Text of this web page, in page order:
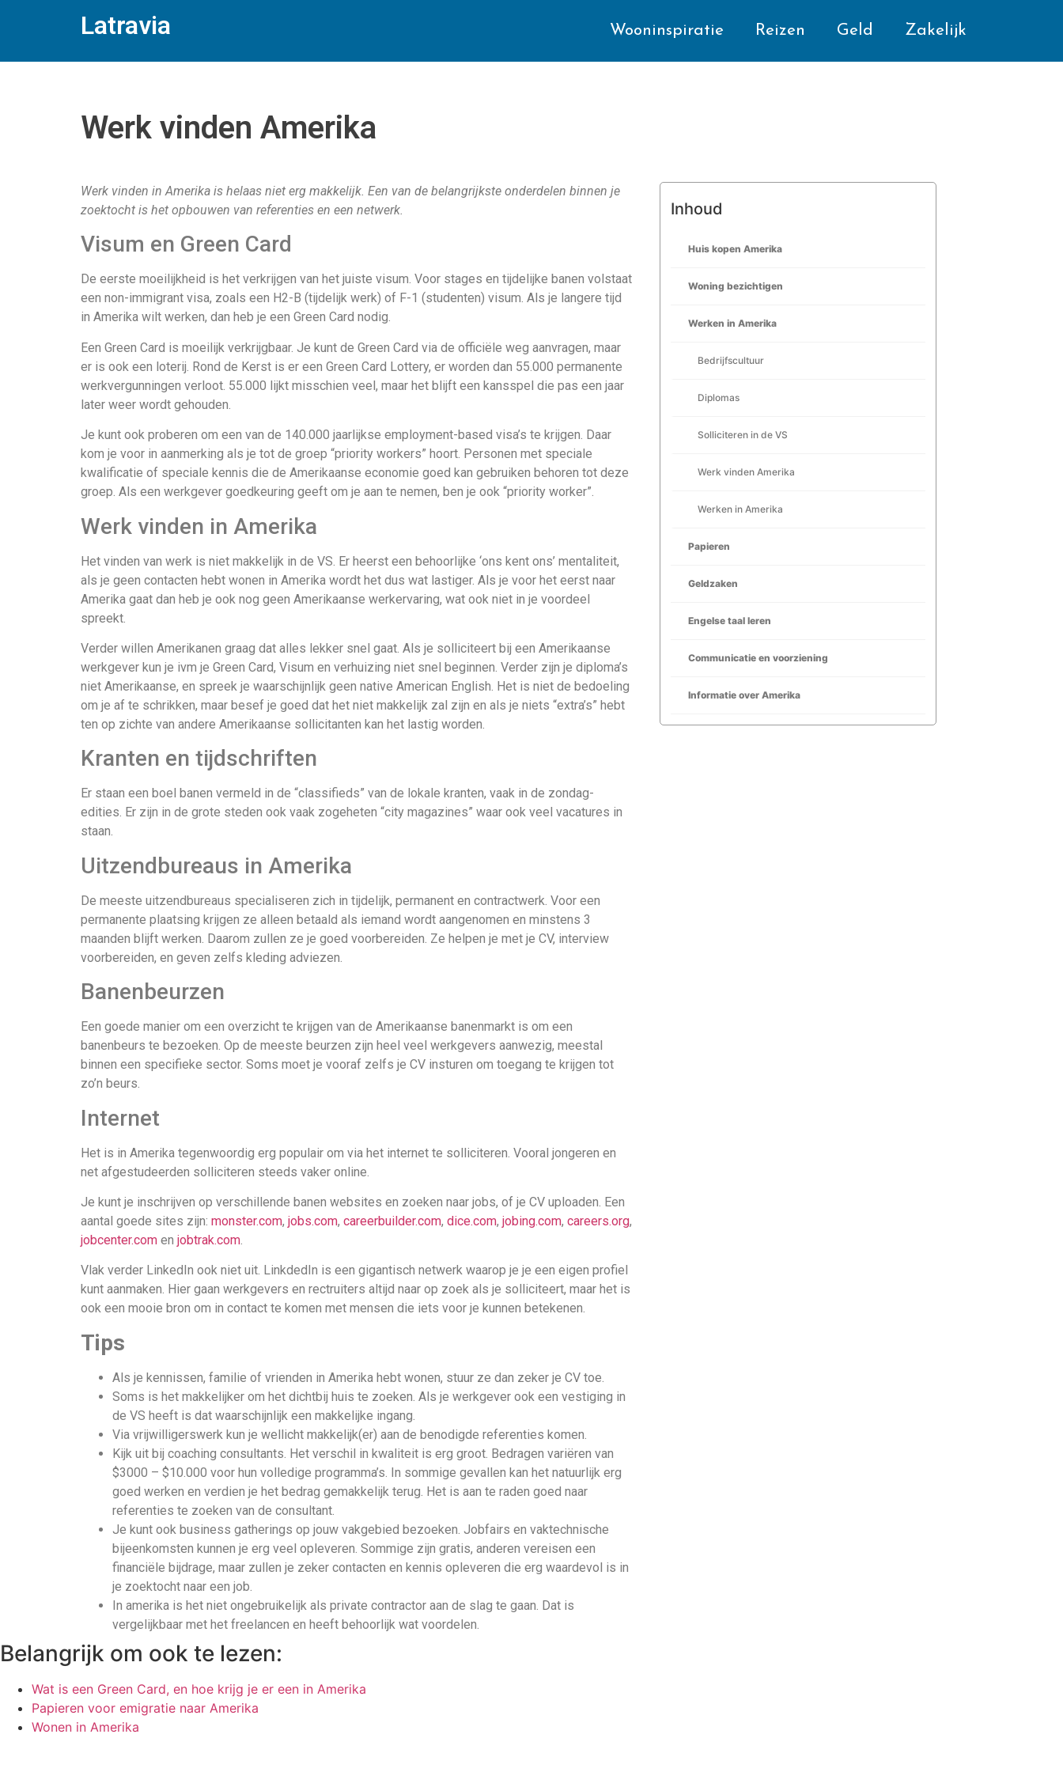
Latravia Wooninspiratie Reizen Geld Zakelijk
Werk vinden Amerika
Werk vinden in Amerika is helaas niet erg makkelijk. Een van de belangrijkste onderdelen binnen je
zoektocht is het opbouwen van referenties en een netwerk.
Visum en Green Card
De eerste moeilijkheid is het verkrijgen van het juiste visum. Voor stages en tijdelijke banen volstaat
een non-immigrant visa, zoals een H2-B (tijdelijk werk) of F-1 (studenten) visum. Als je langere tijd
in Amerika wilt werken, dan heb je een Green Card nodig.
Een Green Card is moeilijk verkrijgbaar. Je kunt de Green Card via de officiële weg aanvragen, maar
er is ook een loterij. Rond de Kerst is er een Green Card Lottery, er worden dan 55.000 permanente
werkvergunningen verloot. 55.000 lijkt misschien veel, maar het blijft een kansspel die pas een jaar
later weer wordt gehouden.
Je kunt ook proberen om een van de 140.000 jaarlijkse employment-based visa’s te krijgen. Daar
kom je voor in aanmerking als je tot de groep “priority workers” hoort. Personen met speciale
kwalificatie of speciale kennis die de Amerikaanse economie goed kan gebruiken behoren tot deze
groep. Als een werkgever goedkeuring geeft om je aan te nemen, ben je ook “priority worker”.
Werk vinden in Amerika
Het vinden van werk is niet makkelijk in de VS. Er heerst een behoorlijke ‘ons kent ons’ mentaliteit,
als je geen contacten hebt wonen in Amerika wordt het dus wat lastiger. Als je voor het eerst naar
Amerika gaat dan heb je ook nog geen Amerikaanse werkervaring, wat ook niet in je voordeel
spreekt.
Verder willen Amerikanen graag dat alles lekker snel gaat. Als je solliciteert bij een Amerikaanse
werkgever kun je ivm je Green Card, Visum en verhuizing niet snel beginnen. Verder zijn je diploma’s
niet Amerikaanse, en spreek je waarschijnlijk geen native American English. Het is niet de bedoeling
om je af te schrikken, maar besef je goed dat het niet makkelijk zal zijn en als je niets “extra’s” hebt
ten op zichte van andere Amerikaanse sollicitanten kan het lastig worden.
Kranten en tijdschriften
Er staan een boel banen vermeld in de “classifieds” van de lokale kranten, vaak in de zondag-
edities. Er zijn in de grote steden ook vaak zogeheten “city magazines” waar ook veel vacatures in
staan.
Uitzendbureaus in Amerika
De meeste uitzendbureaus specialiseren zich in tijdelijk, permanent en contractwerk. Voor een
permanente plaatsing krijgen ze alleen betaald als iemand wordt aangenomen en minstens 3
maanden blijft werken. Daarom zullen ze je goed voorbereiden. Ze helpen je met je CV, interview
voorbereiden, en geven zelfs kleding adviezen.
Banenbeurzen
Een goede manier om een overzicht te krijgen van de Amerikaanse banenmarkt is om een
banenbeurs te bezoeken. Op de meeste beurzen zijn heel veel werkgevers aanwezig, meestal
binnen een specifieke sector. Soms moet je vooraf zelfs je CV insturen om toegang te krijgen tot
zo’n beurs.
Internet
Het is in Amerika tegenwoordig erg populair om via het internet te solliciteren. Vooral jongeren en
net afgestudeerden solliciteren steeds vaker online.
Je kunt je inschrijven op verschillende banen websites en zoeken naar jobs, of je CV uploaden. Een
aantal goede sites zijn: monster.com, jobs.com, careerbuilder.com, dice.com, jobing.com, careers.org,
jobcenter.com en jobtrak.com.
Vlak verder LinkedIn ook niet uit. LinkdedIn is een gigantisch netwerk waarop je je een eigen profiel
kunt aanmaken. Hier gaan werkgevers en rectruiters altijd naar op zoek als je solliciteert, maar het is
ook een mooie bron om in contact te komen met mensen die iets voor je kunnen betekenen.
Tips
Als je kennissen, familie of vrienden in Amerika hebt wonen, stuur ze dan zeker je CV toe.
Soms is het makkelijker om het dichtbij huis te zoeken. Als je werkgever ook een vestiging in
de VS heeft is dat waarschijnlijk een makkelijke ingang.
Via vrijwilligerswerk kun je wellicht makkelijk(er) aan de benodigde referenties komen.
Kijk uit bij coaching consultants. Het verschil in kwaliteit is erg groot. Bedragen variëren van
$3000 – $10.000 voor hun volledige programma’s. In sommige gevallen kan het natuurlijk erg
goed werken en verdien je het bedrag gemakkelijk terug. Het is aan te raden goed naar
referenties te zoeken van de consultant.
Je kunt ook business gatherings op jouw vakgebied bezoeken. Jobfairs en vaktechnische
bijeenkomsten kunnen je erg veel opleveren. Sommige zijn gratis, anderen vereisen een
financiële bijdrage, maar zullen je zeker contacten en kennis opleveren die erg waardevol is in
je zoektocht naar een job.
In amerika is het niet ongebruikelijk als private contractor aan de slag te gaan. Dat is
vergelijkbaar met het freelancen en heeft behoorlijk wat voordelen.
Inhoud
Huis kopen Amerika
Woning bezichtigen
Werken in Amerika
Bedrijfscultuur
Diplomas
Solliciteren in de VS
Werk vinden Amerika
Werken in Amerika
Papieren
Geldzaken
Engelse taal leren
Communicatie en voorziening
Informatie over Amerika
Belangrijk om ook te lezen:
Wat is een Green Card, en hoe krijg je er een in Amerika
Papieren voor emigratie naar Amerika
Wonen in Amerika